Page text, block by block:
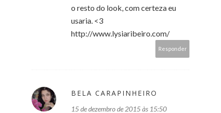
o resto do look, com certeza eu
usaria. <3
http://www.lysiaribeiro.com/
Responder
BELA CARAPINHEIRO
15 de dezembro de 2015 às 15:50